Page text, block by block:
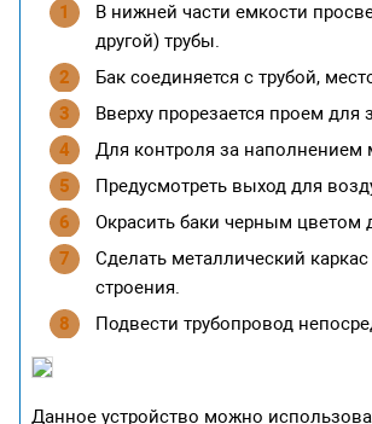
В нижней части емкости
другой) трубы.
Бак соединяется с трубой,
Вверху прорезается проем для
Для контроля за наполнением
Предусмотреть выход для
Окрасить баки черным цветом
Сделать металлический
строения.
Подвести трубопровод
Данное устройство можно